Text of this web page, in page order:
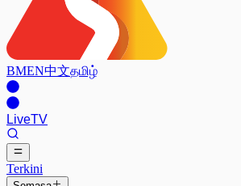
BMEN中文தமிழ்
LiveTV
Terkini